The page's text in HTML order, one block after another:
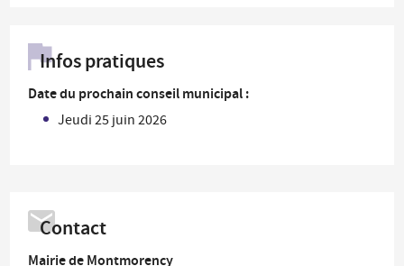
Infos pratiques
Date du prochain conseil municipal :
Jeudi 25 juin 2026
Contact
Mairie de Montmorency